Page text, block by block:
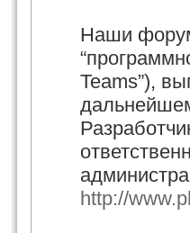
Наши
Teams”),
http://